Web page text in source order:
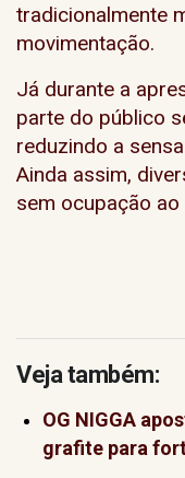
tradicionalmente
movimentação.
Já durante a
parte do público
reduzindo a
Ainda assim,
sem ocupação
Veja também:
OG NIGGA
grafite para